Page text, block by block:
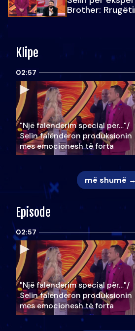
Brother:
Klipe
02:57
"Një falenderim special për…"/
Selin falënderon produksionin
mes emocionesh të forta
më shumë →
Episode
02:57
"Një falenderim special për…"/
Selin falënderon produksionin
mes emocionesh të forta